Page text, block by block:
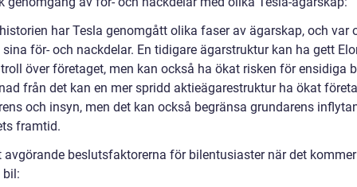
har Tesla genomgått olika faser av ägarskap, och var
för- och nackdelar. En tidigare ägarstruktur kan ha gett
över företaget, men kan också ha ökat risken för ensidiga
från det kan en mer spridd aktieägarestruktur ha ökat
och insyn, men det kan också begränsa grundarens
framtid.
avgörande beslutsfaktorerna för bilentusiaster när det
bil: